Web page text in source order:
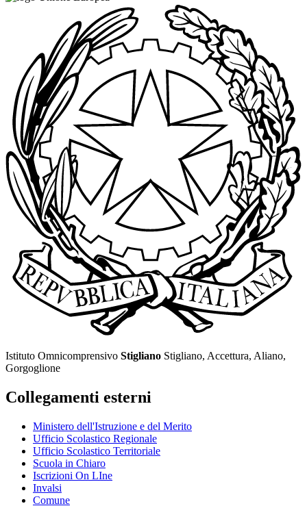
Istituto Omnicomprensivo Stigliano Stigliano, Accettura, Aliano,
Gorgoglione
Collegamenti esterni
Ministero dell'Istruzione e del Merito
Ufficio Scolastico Regionale
Ufficio Scolastico Territoriale
Scuola in Chiaro
Iscrizioni On LIne
Invalsi
Comune